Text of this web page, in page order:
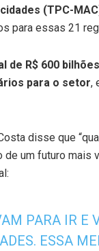
(TPC-
para essas 21
de R$ 600
para o setor,
disse que
um futuro mais
PARA IR
ESSA